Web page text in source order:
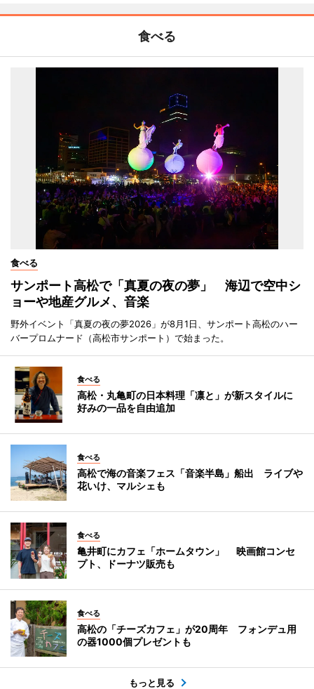
食べる
食べる
サンポート高松で「真夏の夜の夢」 海辺で空中シ
ョーや地産グルメ、音楽
野外イベント「真夏の夜の夢2026」が8月1日、サンポート高松のハー
バープロムナード（高松市サンポート）で始まった。
食べる
高松・丸亀町の日本料理「凛と」が新スタイルに
好みの一品を自由追加
食べる
高松で海の音楽フェス「音楽半島」船出 ライブや
花いけ、マルシェも
食べる
亀井町にカフェ「ホームタウン」 映画館コンセ
プト、ドーナツ販売も
食べる
高松の「チーズカフェ」が20周年 フォンデュ用
の器1000個プレゼントも
もっと見る